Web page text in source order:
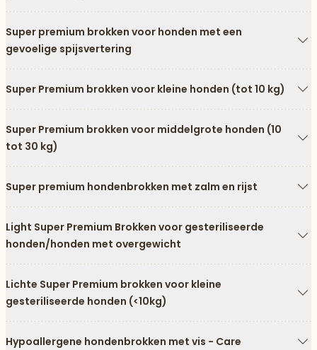
Super premium brokken voor honden met een
gevoelige spijsvertering
Super Premium brokken voor kleine honden (tot 10 kg)
Super Premium brokken voor middelgrote honden (10
tot 30 kg)
Super premium hondenbrokken met zalm en rijst
Light Super Premium Brokken voor gesteriliseerde
honden/honden met overgewicht
Lichte Super Premium brokken voor kleine
gesteriliseerde honden (<10kg)
Hypoallergene hondenbrokken met vis - Care